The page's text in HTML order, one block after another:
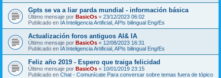
Gpts se va a liar parda mundial - información básica
Último mensaje por BasicOs « 23/12/2023 06:02
Publicado en IA Inteligencia Artificial, APIs bilingual Eng/Es
Actualización foros antiguos AI& IA
Último mensaje por BasicOs « 12/08/2023 16:31
Publicado en IA Inteligencia Artificial, APIs bilingual Eng/Es
Feliz año 2019 - Espero que traiga felicidad
Último mensaje por BasicOs « 10/01/2019 23:15
Publicado en Chat - Comunícate Para conversar sobre temas fuera de tópico